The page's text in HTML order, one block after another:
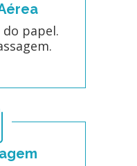
papel.